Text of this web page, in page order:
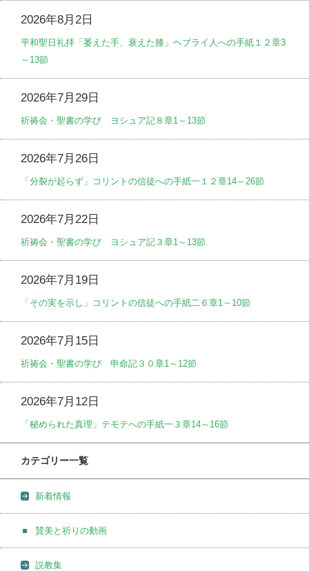
2026年8月2日
平和聖日礼拝「萎えた手、衰えた膝」ヘブライ人への手紙１２章3
～13節
2026年7月29日
祈祷会・聖書の学び ヨシュア記８章1～13節
2026年7月26日
「分裂が起らず」コリントの信徒への手紙一１２章14～26節
2026年7月22日
祈祷会・聖書の学び ヨシュア記３章1～13節
2026年7月19日
「その実を示し」コリントの信徒への手紙二６章1～10節
2026年7月15日
祈祷会・聖書の学び 申命記３０章1～12節
2026年7月12日
「秘められた真理」テモテへの手紙一３章14～16節
カテゴリー一覧
新着情報
賛美と祈りの動画
説教集